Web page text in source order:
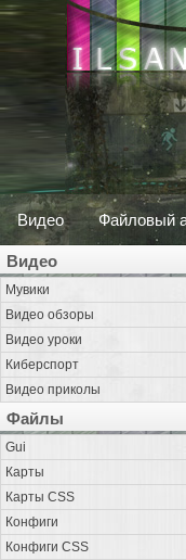
Видео Файловый
Видео
Мувики
Видео обзоры
Видео уроки
Киберспорт
Видео приколы
Файлы
Gui
Карты
Карты CSS
Конфиги
Конфиги CSS